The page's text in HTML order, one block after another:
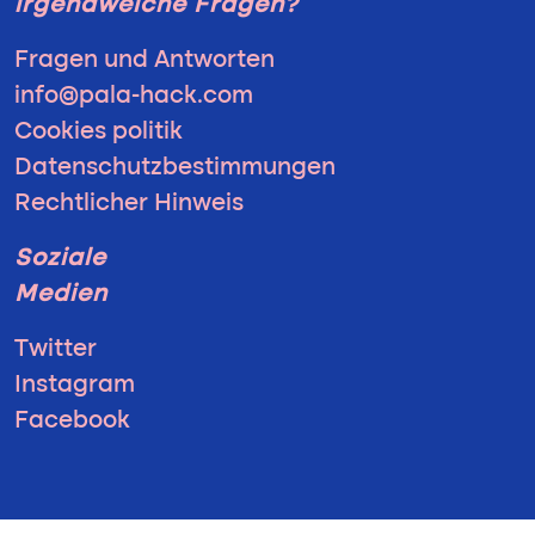
irgendwelche Fragen?
Fragen und Antworten
info@pala-hack.com
Cookies politik
Datenschutzbestimmungen
Rechtlicher Hinweis
Soziale
Medien
Twitter
Instagram
Facebook